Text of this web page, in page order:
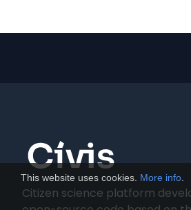
This website uses cookies. More info
Citizen science platform